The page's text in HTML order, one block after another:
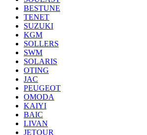
BESTUNE
TENET
SUZUKI
KGM
SOLLERS
SWM
SOLARIS
OTING
JAC
PEUGEOT
OMODA
KAIYI
BAIC
LIVAN
JETOUR